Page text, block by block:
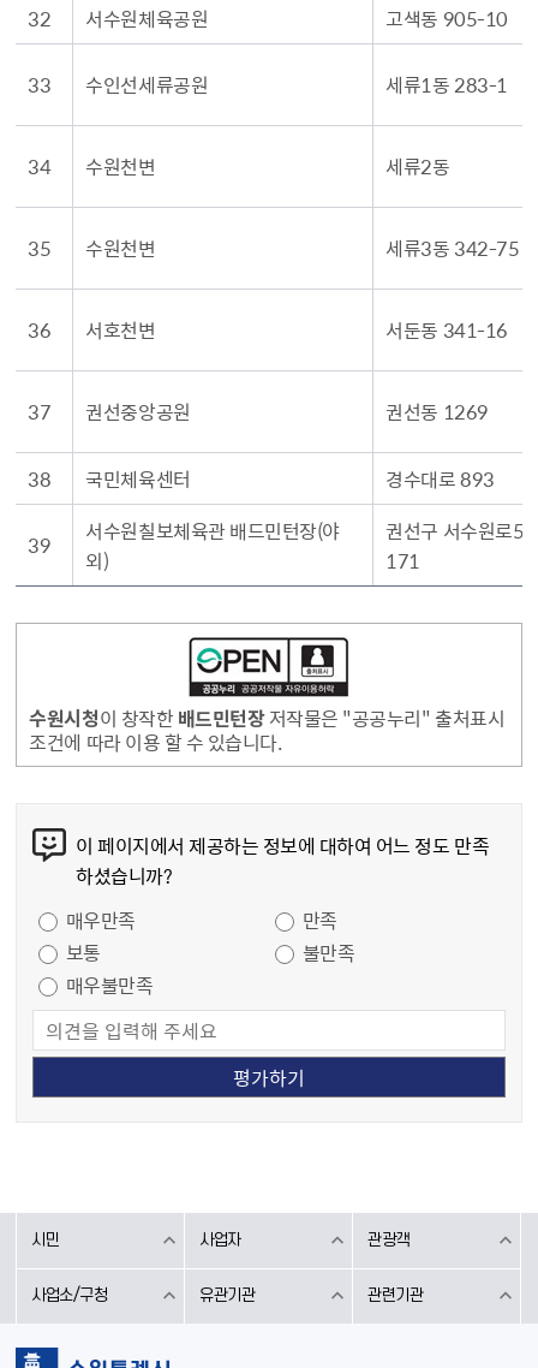
32 서수원체육공원 고색동 905-10
33 수인선세류공원 세류1동 283-1
34 수원천변 세류2동
35 수원천변 세류3동 342-75
36 서호천변 서둔동 341-16
37 권선중앙공원 권선동 1269
38 국민체육센터 경수대로 893
39
서수원칠보체육관 배드민턴장(야
외)
권선구 서수원로
171
수원시청이 창작한 배드민턴장저작물은 "공공누리" 출처표시
조건에 따라 이용 할 수 있습니다.
이 페이지에서 제공하는 정보에 대하여 어느 정도 만족
하셨습니까?
매우만족
만족
보통
불만족
매우불만족
시민 사업자 관광객
사업소/구청 유관기관 관련기관